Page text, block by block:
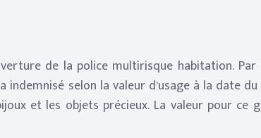
de la police multirisque habitation. Par
indemnisé selon la valeur d’usage à la date
et les objets précieux. La valeur pour ce